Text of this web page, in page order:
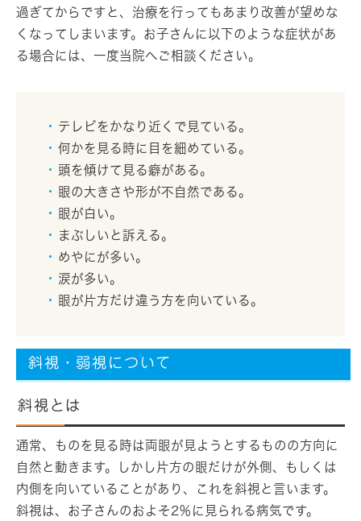
過ぎてからですと、治療を行ってもあまり改善が望めな
くなってしまいます。お子さんに以下のような症状があ
る場合には、一度当院へご相談ください。
テレビをかなり近くで見ている。
何かを見る時に目を細めている。
頭を傾けて見る癖がある。
眼の大きさや形が不自然である。
眼が白い。
まぶしいと訴える。
めやにが多い。
涙が多い。
眼が片方だけ違う方を向いている。
斜視・弱視について
斜視とは
通常、ものを見る時は両眼が見ようとするものの方向に
自然と動きます。しかし片方の眼だけが外側、もしくは
内側を向いていることがあり、これを斜視と言います。
斜視は、お子さんのおよそ2％に見られる病気です。